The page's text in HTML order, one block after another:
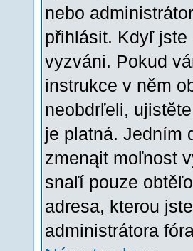
nebo
přihlásit. Kdyľ
vyzváni. Pokud
instrukce v něm
neobdrľeli,
je platná. Jedním
zmenąit moľnost
snaľí pouze
adresa, kterou
administrátora